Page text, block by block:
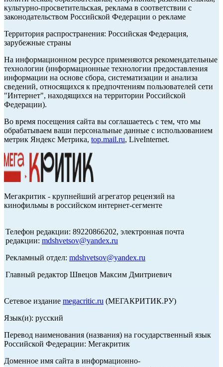
культурно-просветительская, реклама в соответствии с
законодательством Российской Федерации о рекламе
Территория распространения: Российская Федерация,
зарубежные страны
На информационном ресурсе применяются рекомендательные
технологии (информационные технологии предоставления
информации на основе сбора, систематизации и анализа
сведений, относящихся к предпочтениям пользователей сети
"Интернет", находящихся на территории Российской
Федерации).
Во время посещения сайта вы соглашаетесь с тем, что мы
обрабатываем ваши персональные данные с использованием
метрик Яндекс Метрика, top.mail.ru, LiveInternet.
Мегакритик - крупнейший агрегатор рецензий на
кинофильмы в российском интернет-сегменте
Телефон редакции: 89220866202, электронная почта
редакции: mdshvetsov@yandex.ru
Рекламный отдел: mdshvetsov@yandex.ru
Главный редактор Швецов Максим Дмитриевич
Сетевое издание megacritic.ru (МЕГАКРИТИК.РУ)
Язык(и): русский
Перевод наименования (названия) на государственный язык
Российской Федерации: Мегакритик
Доменное имя сайта в информационно-